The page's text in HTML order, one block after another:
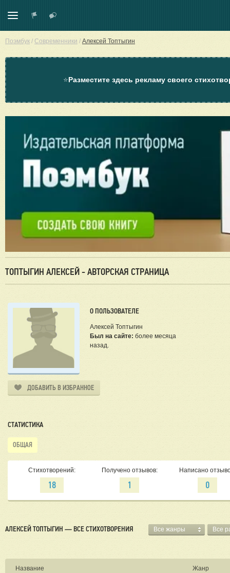
Поэмбук / Современники / Алексей Топтыгин
⭐Разместите здесь рекламу своего
ТОПТЫГИН АЛЕКСЕЙ - АВТОРСКАЯ СТРАНИЦА
О ПОЛЬЗОВАТЕЛЕ
Алексей Топтыгин
Был на сайте: более месяца
назад.
ДОБАВИТЬ В ИЗБРАННОЕ
СТАТИСТИКА
ОБЩАЯ
Стихотворений:
18
Получено отзывов:
1
Написано
0
АЛЕКСЕЙ ТОПТЫГИН — ВСЕ СТИХОТВОРЕНИЯ Все жанры Все
Название Жанр